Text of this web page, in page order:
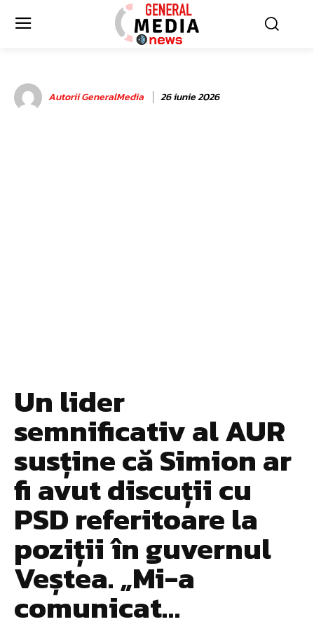
Autorii GeneralMedia 26 iunie 2026
Un lider
semnificativ al AUR
susține că Simion ar
fi avut discuții cu
PSD referitoare la
poziții în guvernul
Veștea. „Mi-a
comunicat…